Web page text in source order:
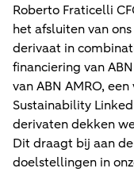
Roberto Fraticelli
het afsluiten van
derivaat in
financiering van
van ABN AMRO,
Sustainability
derivaten dekken
Dit draagt bij aan
doelstellingen in